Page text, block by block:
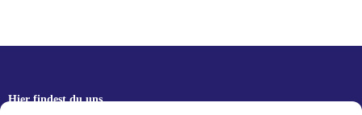
Hier findest du uns